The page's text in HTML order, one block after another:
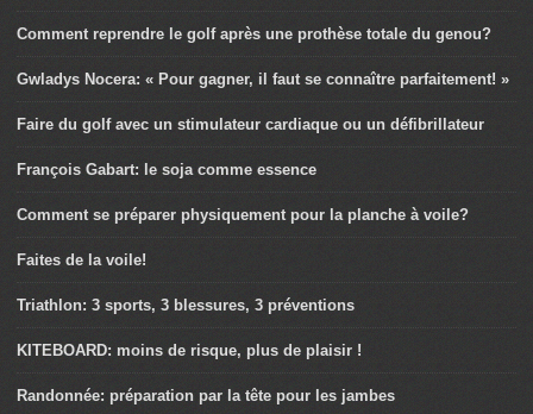
Comment reprendre le golf après une prothèse totale du genou?
Gwladys Nocera: « Pour gagner, il faut se connaître parfaitement! »
Faire du golf avec un stimulateur cardiaque ou un défibrillateur
François Gabart: le soja comme essence
Comment se préparer physiquement pour la planche à voile?
Faites de la voile!
Triathlon: 3 sports, 3 blessures, 3 préventions
KITEBOARD: moins de risque, plus de plaisir !
Randonnée: préparation par la tête pour les jambes